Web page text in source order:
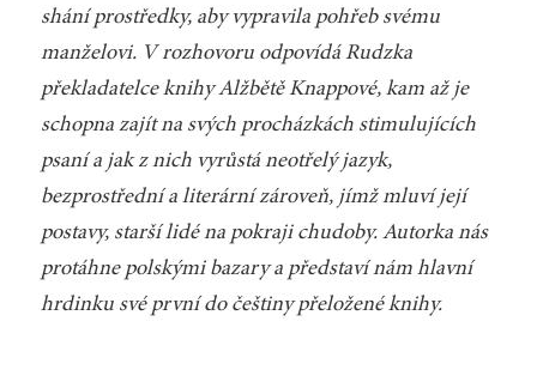
shání prostředky, aby vypravila pohřeb svému
manželovi. V rozhovoru odpovídá Rudzka
překladatelce knihy Alžbětě Knappové, kam až je
schopna zajít na svých procházkách stimulujících
psaní a jak z nich vyrůstá neotřelý jazyk,
bezprostřední a literární zároveň, jímž mluví její
postavy, starší lidé na pokraji chudoby. Autorka nás
protáhne polskými bazary a představí nám hlavní
hrdinku své první do češtiny přeložené knihy.